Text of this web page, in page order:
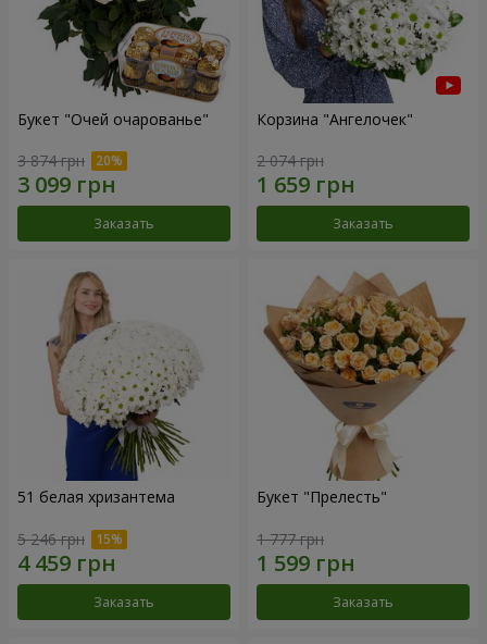
Букет "Очей очарованье"
3 874 грн
Заказать
Корзина "Ангелочек"
2 074 грн
Заказать
51 белая хризантема
5 246 грн
Заказать
Букет "Прелесть"
1 777 грн
Заказать